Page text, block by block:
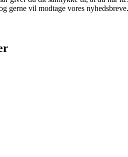
gerne vil modtage vores nyhedsbreve.